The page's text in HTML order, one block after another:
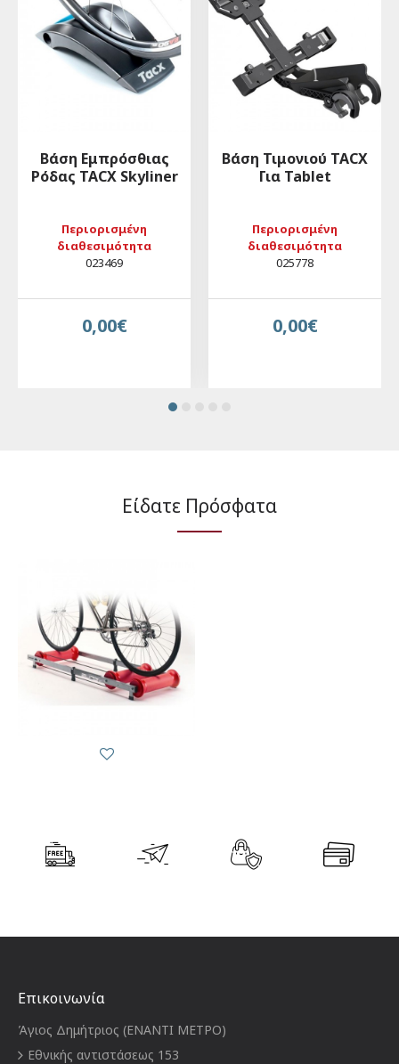
Περιορισμένη
διαθεσιμότητα
023469
Βάση Εμπρόσθιας
Ρόδας TACX Skyliner
0,00€
Περιορισμένη
διαθεσιμότητα
025778
Βάση Τιμονιού TACX
Για Tablet
0,00€
Είδατε Πρόσφατα
Επικοινωνία
Άγιος Δημήτριος (ΕΝΑΝΤΙ ΜΕΤΡΟ)
Εθνικής αντιστάσεως 153